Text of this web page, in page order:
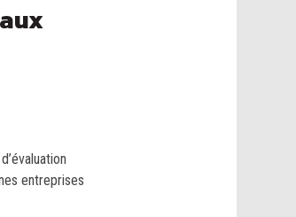
entreprises